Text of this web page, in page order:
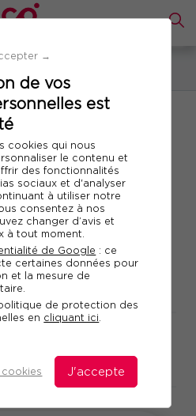
→
de vos
est
cookies qui nous
le contenu et
des fonctionnalités
sociaux et d'analyser
à utiliser notre
consentez à nos
changer d’avis et
à tout moment.
de Google : ce
certaines données pour
et la mesure de
de protection des
en cliquant ici.
cookies J'accepte
le programme
et prévention des
relayer au quotidien